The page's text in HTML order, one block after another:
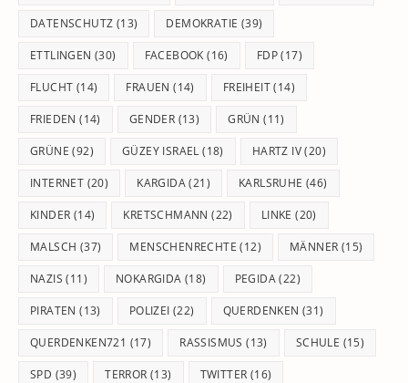
DATENSCHUTZ (13) DEMOKRATIE (39)
ETTLINGEN (30) FACEBOOK (16) FDP(17)
FLUCHT (14) FRAUEN (14) FREIHEIT(14)
FRIEDEN (14) GENDER (13) GRÜN (11)
GRÜNE (92) GÜZEY ISRAEL (18) HARTZ IV(20)
INTERNET (20) KARGIDA(21) KARLSRUHE (46)
KINDER (14) KRETSCHMANN (22) LINKE (20)
MALSCH (37) MENSCHENRECHTE (12) MÄNNER (15)
NAZIS (11) NOKARGIDA (18) PEGIDA(22)
PIRATEN (13) POLIZEI (22) QUERDENKEN (31)
QUERDENKEN721 (17) RASSISMUS (13) SCHULE (15)
SPD (39) TERROR (13) TWITTER (16)